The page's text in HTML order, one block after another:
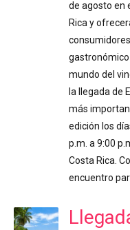
de agosto en
Rica y
gastronómico
mundo del
la llegada de
más
edición los
p.m. a 9:00
Costa Rica.
encuentro